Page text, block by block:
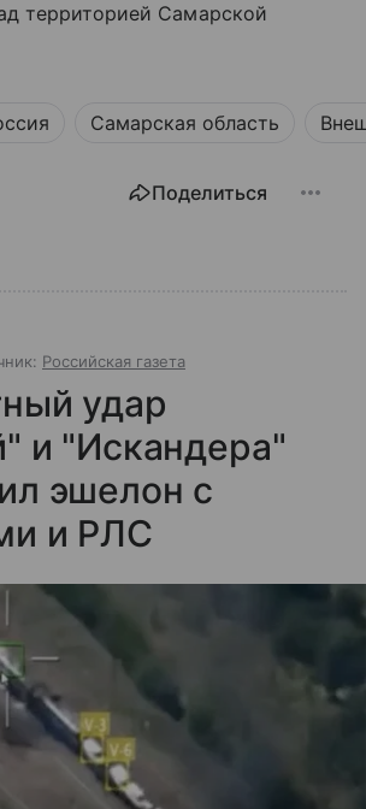
территорией Самарской
Самарская область
Поделиться
Российская газета
удар
и "Искандера"
эшелон с
и РЛС